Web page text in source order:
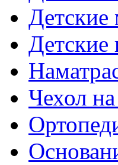
Детские
Чехол